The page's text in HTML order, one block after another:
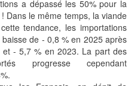
a dépassé les 50% pour la
Dans le même temps, la viande
tendance, les importations
de - 0,8 % en 2025 après
- 5,7 % en 2023. La part des
progresse cependant